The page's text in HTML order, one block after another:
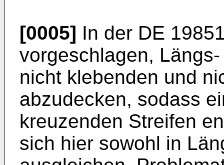
[0005] In der DE
vorgeschlagen,
nicht klebenden und
abzudecken, sodass
kreuzenden Streifen
sich hier sowohl in